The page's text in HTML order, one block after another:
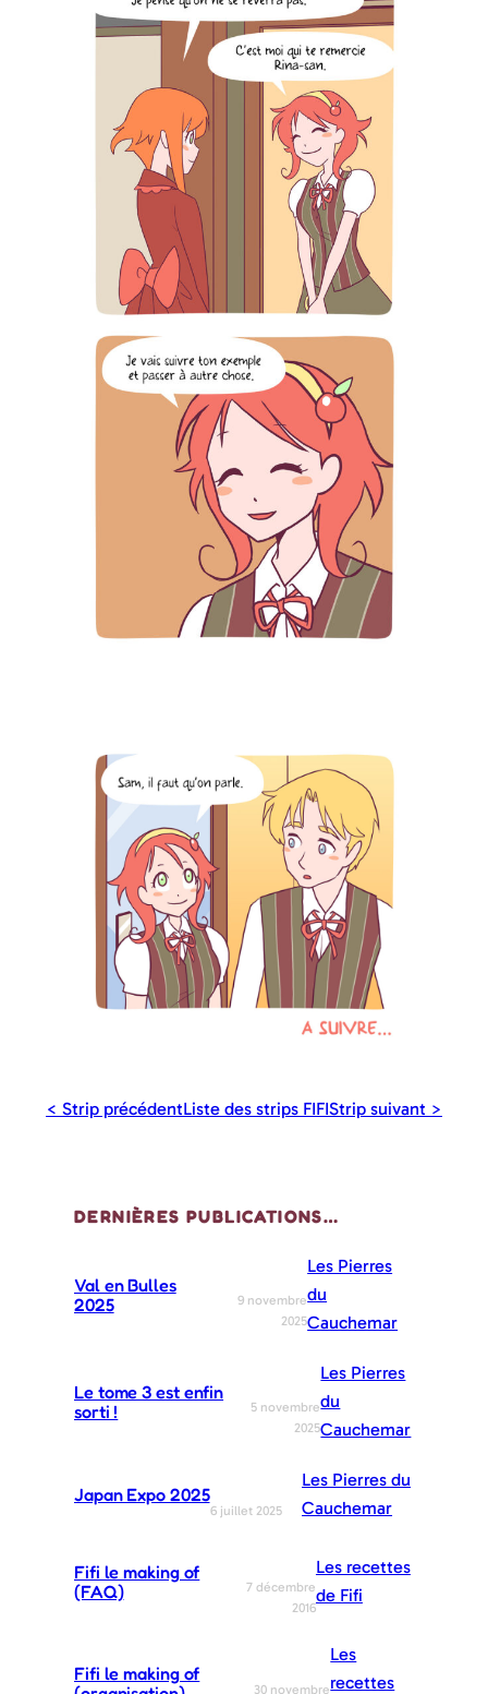
< Strip précédentListe des strips FIFIStrip suivant >
DERNIÈRES PUBLICATIONS…
Val en Bulles
2025
9 novembre
2025
Les Pierres
du
Cauchemar
Le tome 3 est enfin
sorti !
5 novembre
2025
Les Pierres
du
Cauchemar
Japan Expo 2025
6 juillet 2025
Les Pierres du
Cauchemar
Fifi le making of
(FAQ)
7 décembre
2016
Les recettes
de Fifi
Fifi le making of
30 novembre
Les
recettes